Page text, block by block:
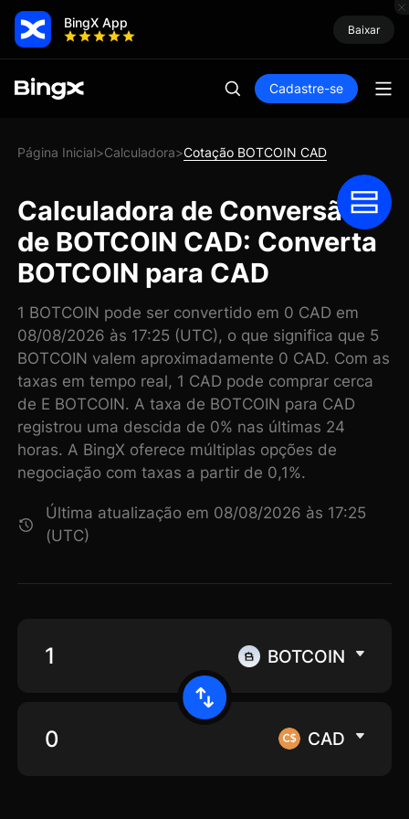
BingX App Baixar
Cadastre-se
Página Inicial>Calculadora>Cotação BOTCOIN CAD
Calculadora de Conversão
de BOTCOIN CAD: Converta
BOTCOIN para CAD
1 BOTCOIN pode ser convertido em 0 CAD em
08/08/2026 às 17:25 (UTC), o que significa que 5
BOTCOIN valem aproximadamente 0 CAD. Com as
taxas em tempo real, 1 CAD pode comprar cerca
de E BOTCOIN. A taxa de BOTCOIN para CAD
registrou uma descida de 0% nas últimas 24
horas. A BingX oferece múltiplas opções de
negociação com taxas a partir de 0,1%.
Última atualização em 08/08/2026 às 17:25
(UTC)
BOTCOIN
CAD